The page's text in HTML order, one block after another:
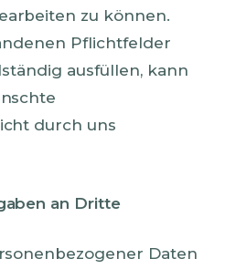
zu können.
Pflichtfelder
ausfüllen, kann
durch uns
an Dritte
Daten